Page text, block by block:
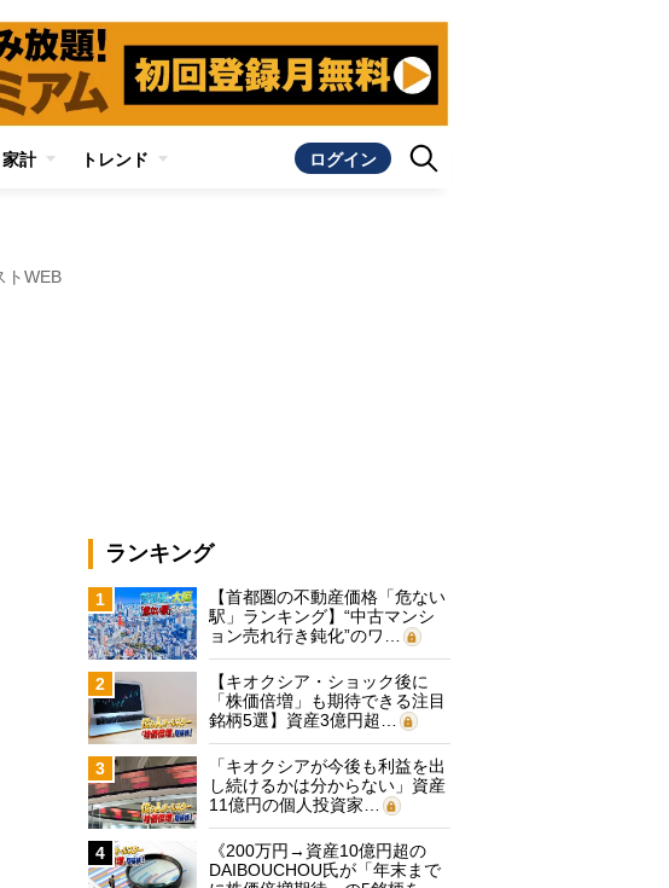
家計 トレンド ログイン
トWEB
ランキング
1
【首都圏の不動産価格「危ない
駅」ランキング】“中古マンシ
ョン売れ行き鈍化”のワ…
2
【キオクシア・ショック後に
「株価倍増」も期待できる注目
銘柄5選】資産3億円超…
3
「キオクシアが今後も利益を出
し続けるかは分からない」資産
11億円の個人投資家…
4
《200万円→資産10億円超の
DAIBOUCHOU氏が「年末まで